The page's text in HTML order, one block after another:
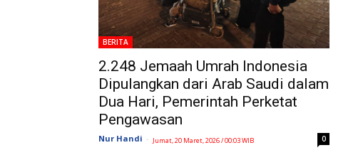
BERITA
2.248 Jemaah Umrah Indonesia
Dipulangkan dari Arab Saudi dalam
Dua Hari, Pemerintah Perketat
Pengawasan
Nur Handi - Jumat, 20 Maret, 2026 / 00:03 WIB 0